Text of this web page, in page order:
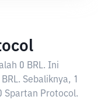
0 BRL. Ini
Sebaliknya, 1
Spartan Protocol.